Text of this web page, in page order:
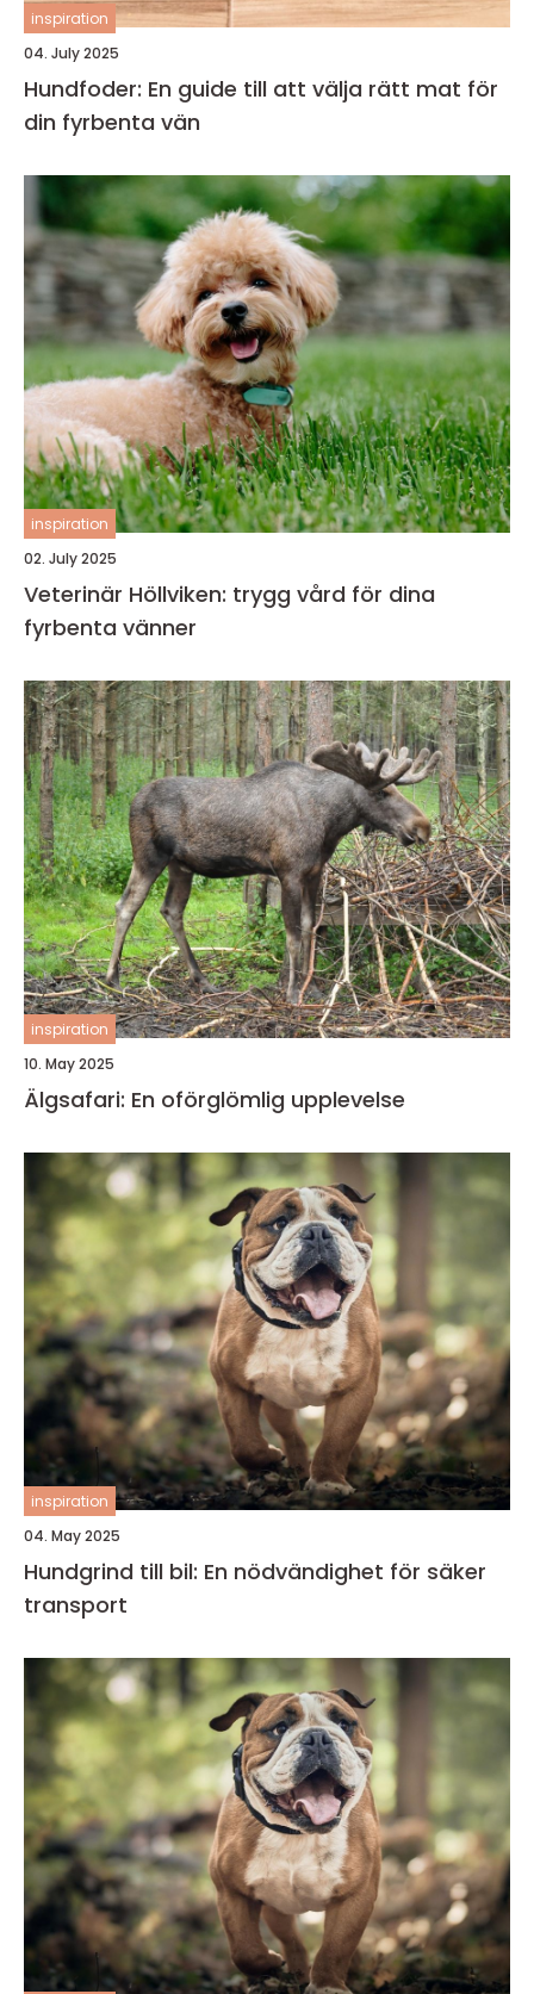
inspiration
04. July 2025
Hundfoder: En guide till att välja rätt mat för
din fyrbenta vän
inspiration
02. July 2025
Veterinär Höllviken: trygg vård för dina
fyrbenta vänner
inspiration
10. May 2025
Älgsafari: En oförglömlig upplevelse
inspiration
04. May 2025
Hundgrind till bil: En nödvändighet för säker
transport